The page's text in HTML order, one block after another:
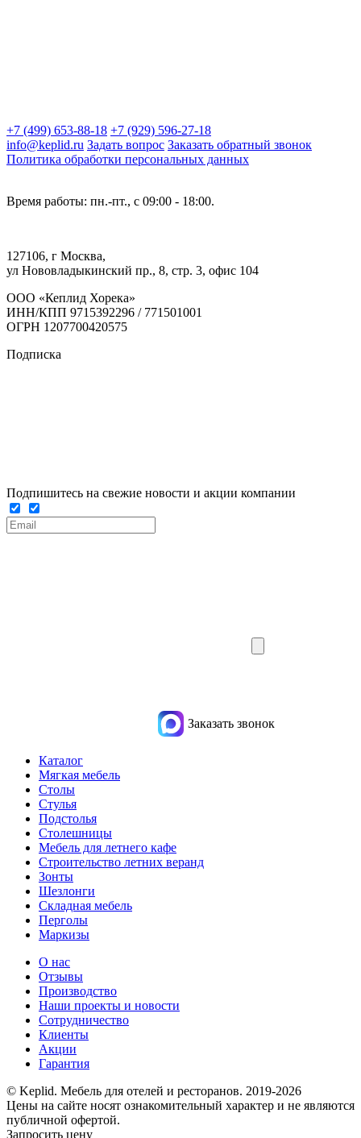
+7 (499) 653-88-18 +7 (929) 596-27-18
info@keplid.ru Задать вопрос Заказать обратный звонок
Политика обработки персональных данных
Время работы: пн.-пт., с 09:00 - 18:00.
127106, г Москва,
ул Нововладыкинский пр., 8, стр. 3, офис 104
ООО «Кеплид Хорека»
ИНН/КПП 9715392296 / 771501001
ОГРН 1207700420575
Подписка
Подпишитесь на свежие новости и акции компании
Заказать звонок
Каталог
Мягкая мебель
Столы
Стулья
Подстолья
Столешницы
Мебель для летнего кафе
Строительство летних веранд
Зонты
Шезлонги
Складная мебель
Перголы
Маркизы
О нас
Отзывы
Производство
Наши проекты и новости
Сотрудничество
Клиенты
Акции
Гарантия
© Keplid. Мебель для отелей и ресторанов. 2019-2026
Цены на сайте носят ознакомительный характер и не являются
публичной офертой.
Запросить цену